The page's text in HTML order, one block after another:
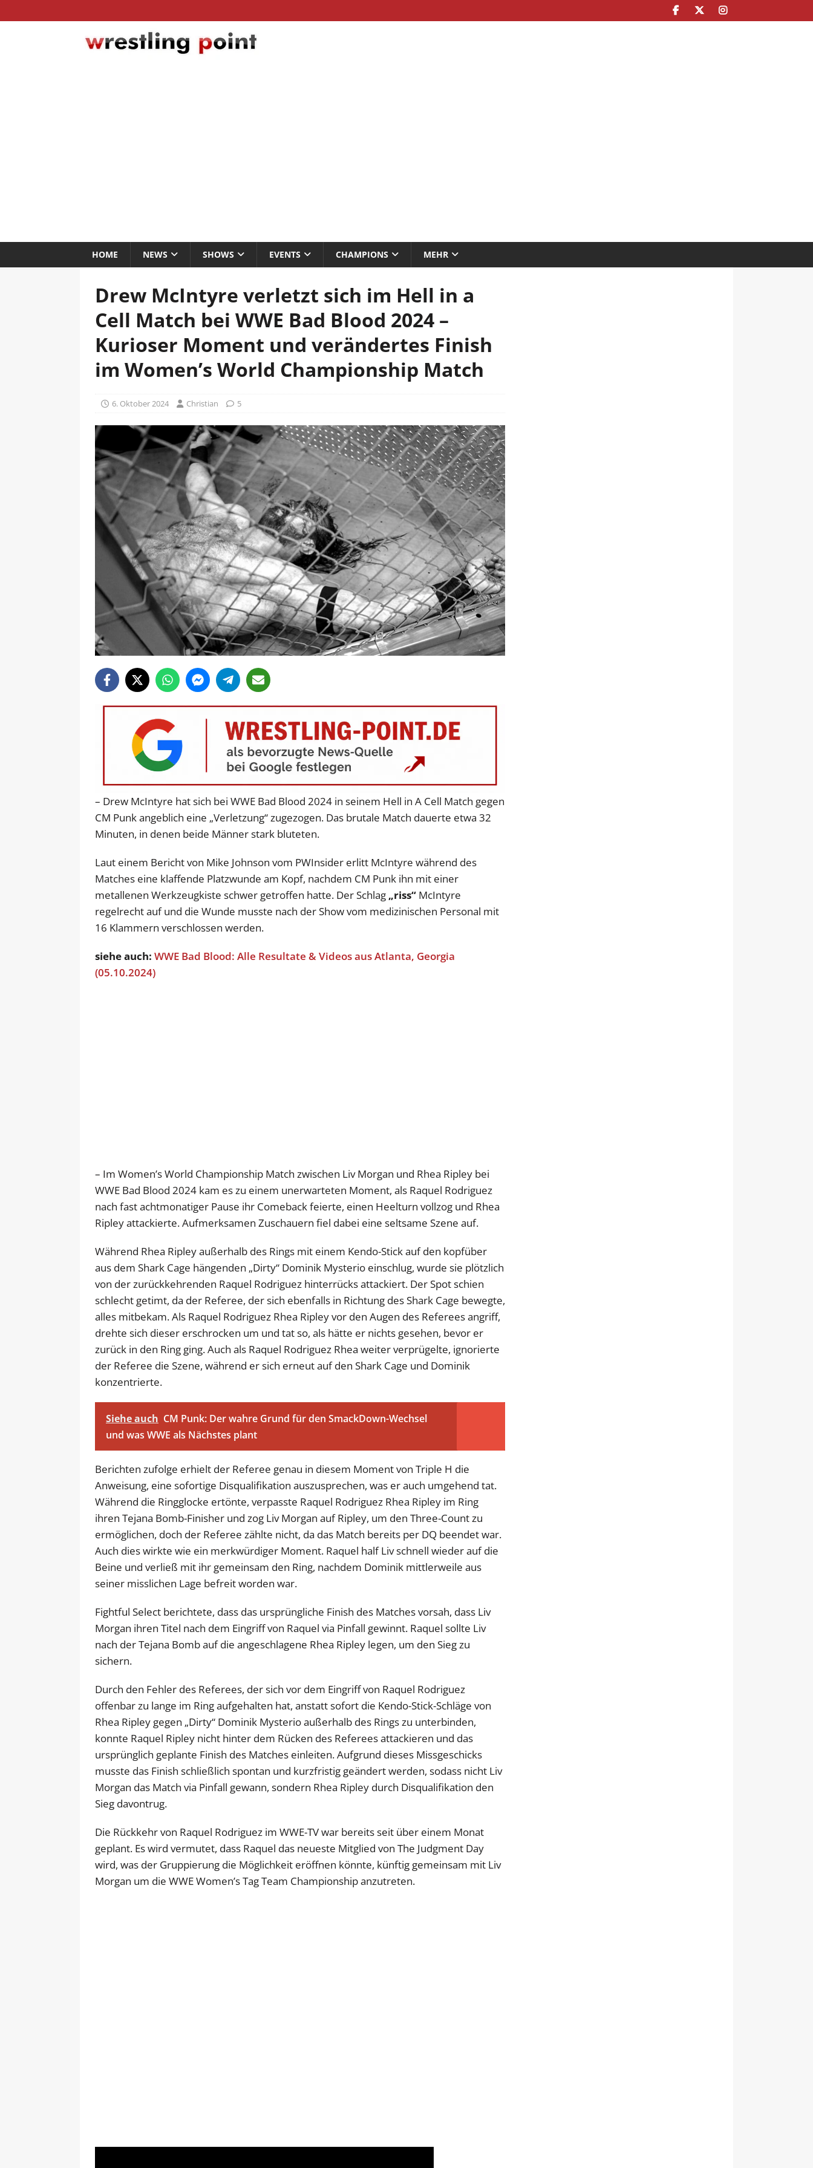
HOME NEWS SHOWS EVENTS CHAMPIONS MEHR
Drew McIntyre verletzt sich im Hell in a
Cell Match bei WWE Bad Blood 2024 –
Kurioser Moment und verändertes Finish
im Women’s World Championship Match
6. Oktober 2024 Christian 5
– Drew McIntyre hat sich bei WWE Bad Blood 2024 in seinem Hell in A Cell Match gegen
CM Punk angeblich eine „Verletzung“ zugezogen. Das brutale Match dauerte etwa 32
Minuten, in denen beide Männer stark bluteten.
Laut einem Bericht von Mike Johnson vom PWInsider erlitt McIntyre während des
Matches eine klaffende Platzwunde am Kopf, nachdem CM Punk ihn mit einer
metallenen Werkzeugkiste schwer getroffen hatte. Der Schlag „riss“ McIntyre
regelrecht auf und die Wunde musste nach der Show vom medizinischen Personal mit
16 Klammern verschlossen werden.
siehe auch: WWE Bad Blood: Alle Resultate & Videos aus Atlanta, Georgia
(05.10.2024)
– Im Women’s World Championship Match zwischen Liv Morgan und Rhea Ripley bei
WWE Bad Blood 2024 kam es zu einem unerwarteten Moment, als Raquel Rodriguez
nach fast achtmonatiger Pause ihr Comeback feierte, einen Heelturn vollzog und Rhea
Ripley attackierte. Aufmerksamen Zuschauern fiel dabei eine seltsame Szene auf.
Während Rhea Ripley außerhalb des Rings mit einem Kendo-Stick auf den kopfüber
aus dem Shark Cage hängenden „Dirty“ Dominik Mysterio einschlug, wurde sie plötzlich
von der zurückkehrenden Raquel Rodriguez hinterrücks attackiert. Der Spot schien
schlecht getimt, da der Referee, der sich ebenfalls in Richtung des Shark Cage bewegte,
alles mitbekam. Als Raquel Rodriguez Rhea Ripley vor den Augen des Referees angriff,
drehte sich dieser erschrocken um und tat so, als hätte er nichts gesehen, bevor er
zurück in den Ring ging. Auch als Raquel Rodriguez Rhea weiter verprügelte, ignorierte
der Referee die Szene, während er sich erneut auf den Shark Cage und Dominik
konzentrierte.
Siehe auch CM Punk: Der wahre Grund für den SmackDown-Wechsel
und was WWE als Nächstes plant
Berichten zufolge erhielt der Referee genau in diesem Moment von Triple H die
Anweisung, eine sofortige Disqualifikation auszusprechen, was er auch umgehend tat.
Während die Ringglocke ertönte, verpasste Raquel Rodriguez Rhea Ripley im Ring
ihren Tejana Bomb-Finisher und zog Liv Morgan auf Ripley, um den Three-Count zu
ermöglichen, doch der Referee zählte nicht, da das Match bereits per DQ beendet war.
Auch dies wirkte wie ein merkwürdiger Moment. Raquel half Liv schnell wieder auf die
Beine und verließ mit ihr gemeinsam den Ring, nachdem Dominik mittlerweile aus
seiner misslichen Lage befreit worden war.
Fightful Select berichtete, dass das ursprüngliche Finish des Matches vorsah, dass Liv
Morgan ihren Titel nach dem Eingriff von Raquel via Pinfall gewinnt. Raquel sollte Liv
nach der Tejana Bomb auf die angeschlagene Rhea Ripley legen, um den Sieg zu
sichern.
Durch den Fehler des Referees, der sich vor dem Eingriff von Raquel Rodriguez
offenbar zu lange im Ring aufgehalten hat, anstatt sofort die Kendo-Stick-Schläge von
Rhea Ripley gegen „Dirty“ Dominik Mysterio außerhalb des Rings zu unterbinden,
konnte Raquel Ripley nicht hinter dem Rücken des Referees attackieren und das
ursprünglich geplante Finish des Matches einleiten. Aufgrund dieses Missgeschicks
musste das Finish schließlich spontan und kurzfristig geändert werden, sodass nicht Liv
Morgan das Match via Pinfall gewann, sondern Rhea Ripley durch Disqualifikation den
Sieg davontrug.
Die Rückkehr von Raquel Rodriguez im WWE-TV war bereits seit über einem Monat
geplant. Es wird vermutet, dass Raquel das neueste Mitglied von The Judgment Day
wird, was der Gruppierung die Möglichkeit eröffnen könnte, künftig gemeinsam mit Liv
Morgan um die WWE Women’s Tag Team Championship anzutreten.